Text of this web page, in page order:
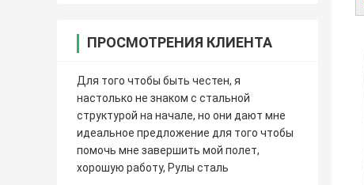
ПРОСМОТРЕНИЯ КЛИЕНТА
Для того чтобы быть честен, я
настолько не знаком с стальной
структурой на начале, но они дают мне
идеальное предложение для того чтобы
помочь мне завершить мой полет,
хорошую работу, Рулы сталь